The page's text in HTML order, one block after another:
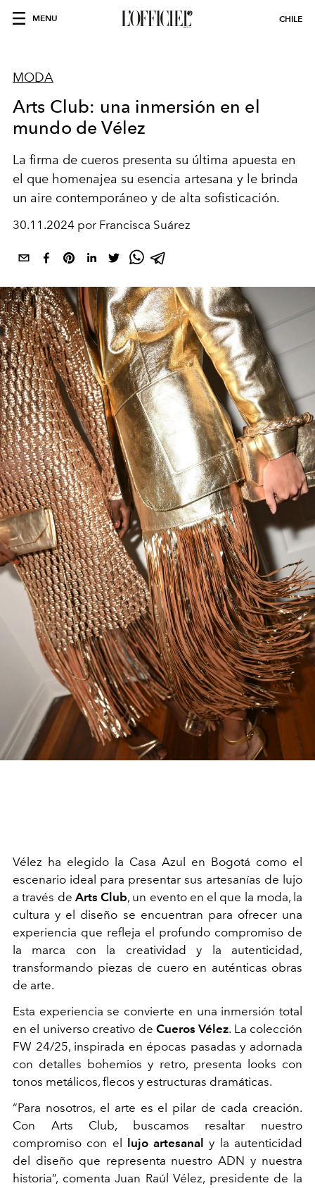
MENU CHILE
MODA
Arts Club: una inmersión en el
mundo de Vélez
La firma de cueros presenta su última apuesta en
el que homenajea su esencia artesana y le brinda
un aire contemporáneo y de alta sofisticación.
30.11.2024 por Francisca Suárez
Vélez ha elegido la Casa Azul en Bogotá como el
escenario ideal para presentar sus artesanías de lujo
a través de Arts Club, un evento en el que la moda, la
cultura y el diseño se encuentran para ofrecer una
experiencia que refleja el profundo compromiso de
la marca con la creatividad y la autenticidad,
transformando piezas de cuero en auténticas obras
de arte.
Esta experiencia se convierte en una inmersión total
en el universo creativo de Cueros Vélez. La colección
FW 24/25, inspirada en épocas pasadas y adornada
con detalles bohemios y retro, presenta looks con
tonos metálicos, flecos y estructuras dramáticas.
“Para nosotros, el arte es el pilar de cada creación.
Con Arts Club, buscamos resaltar nuestro
compromiso con el
lujo artesanaly la autenticidad
del diseño que representa nuestro ADN y nuestra
historia”, comenta Juan Raúl Vélez, presidente de la